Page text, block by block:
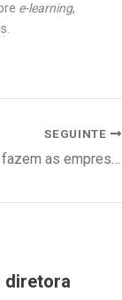
e-learning,
SEGUINTE
«São as pessoas que fazem as empresas.»
diretora